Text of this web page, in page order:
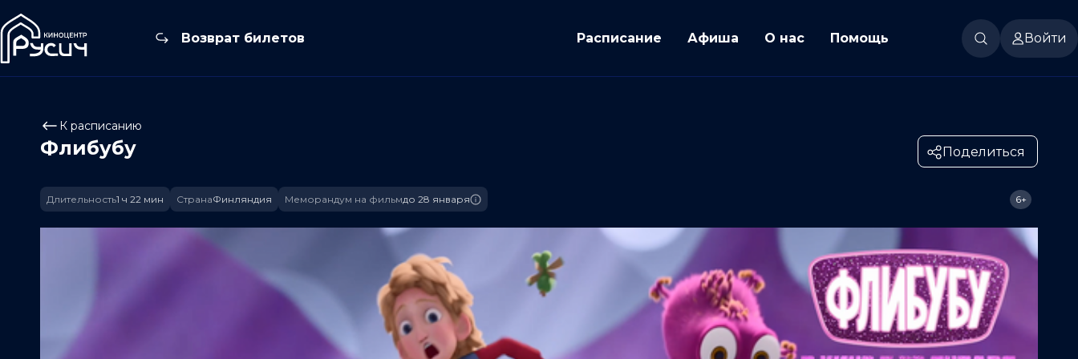
Возврат билетов Расписание Афиша О нас Помощь Войти
К расписанию
Флибубу Поделиться
Длительность1 ч 22 мин СтранаФинляндия Меморандум на фильмдо 28 января 6+